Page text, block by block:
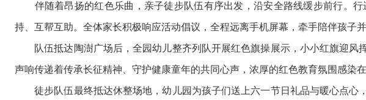
伴随着昂扬的红色乐曲，亲子徒步队伍有序出发，沿安全路线缓步前行。行
持、互帮互助。全体家长积极响应活动倡议，全程远离手机屏幕，牵手陪伴孩子
队伍抵达陶澍广场后，全园幼儿整齐列队开展红色旗操展示，小小红旗迎风
声响传递着传承长征精神、守护健康童年的共同心声，浓厚的红色教育氛围感染在
徒步队伍最终抵达休整场地，幼儿园为孩子们送上六一节日礼品与暖心点心